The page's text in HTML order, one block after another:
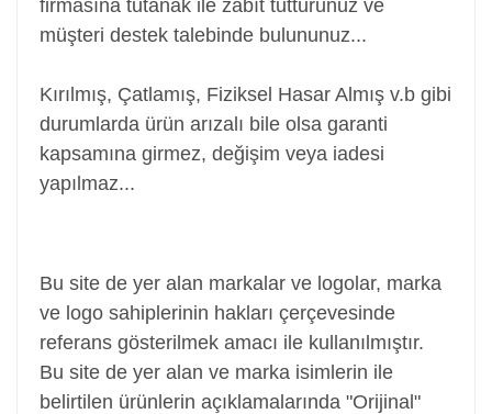
firmasına tutanak ile zabıt tutturunuz ve
müşteri destek talebinde bulununuz...
Kırılmış, Çatlamış, Fiziksel Hasar Almış v.b gibi
durumlarda ürün arızalı bile olsa garanti
kapsamına girmez, değişim veya iadesi
yapılmaz...
Bu site de yer alan markalar ve logolar, marka
ve logo sahiplerinin hakları çerçevesinde
referans gösterilmek amacı ile kullanılmıştır.
Bu site de yer alan ve marka isimlerin ile
belirtilen ürünlerin açıklamalarında "Orijinal"